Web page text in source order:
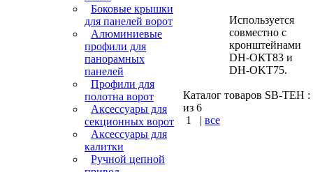
Боковые крышки
для панелей ворот
Алюминиевые
профили для
панорамных
панелей
Профили для
полотна ворот
Аксессуары для
секционных ворот
Аксессуары для
калитки
Ручной цепной
Используется
совместно с
кронштейнами
DH-ОКТ83 и
DH-OKT75.
Каталог товаров SB-TEH
из 6
1
| все